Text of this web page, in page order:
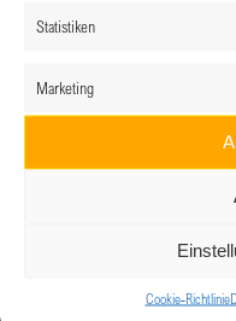
Statistiken
Marketing
Cookie-Richtlinie